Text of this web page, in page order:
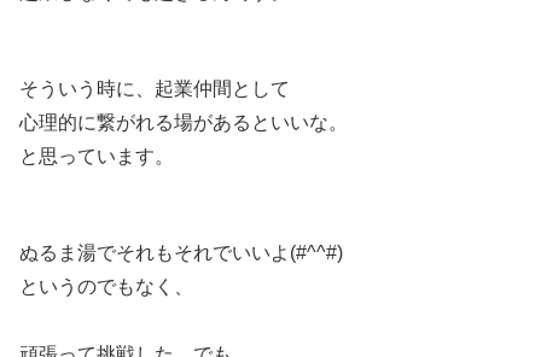
そういう時に、起業仲間として
心理的に繋がれる場があるといいな。
と思っています。
ぬるま湯でそれもそれでいいよ(#^^#)
というのでもなく、